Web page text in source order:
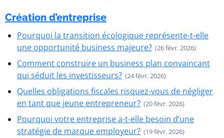
Création d’entreprise
Pourquoi la transition écologique représente-t-elle
une opportunité business majeure? (26 févr. 2026)
Comment construire un business plan convaincant
qui séduit les investisseurs? (24 févr. 2026)
Quelles obligations fiscales risquez-vous de négliger
en tant que jeune entrepreneur? (20 févr. 2026)
Pourquoi votre entreprise a-t-elle besoin d’une
stratégie de marque employeur? (19 févr. 2026)